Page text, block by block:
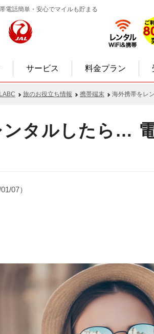
電話簡単・安心でマイルも貯まる
サービス 料金プラン
旅のお役立ち情報 携帯端末 海外携帯をレ
タルしたら…
07）